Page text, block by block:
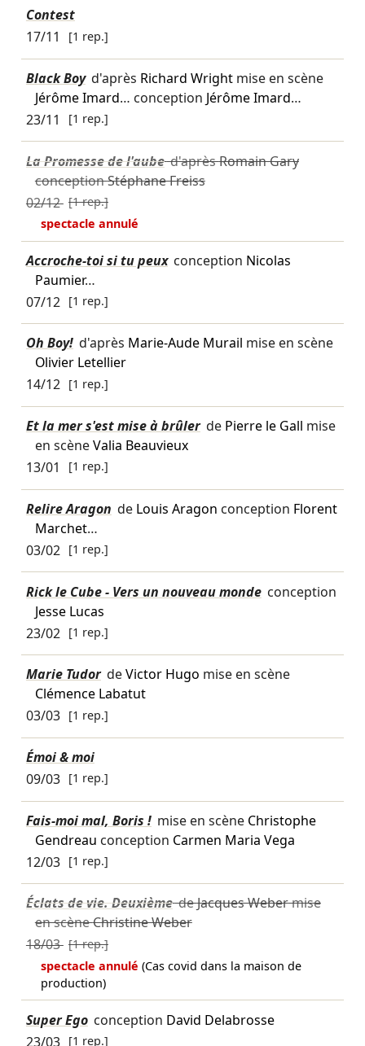
Contest
17/11
[1 rep.]
Black Boy d'après Richard Wrightmise en scène
Jérôme Imard… conception Jérôme Imard…
23/11
[1 rep.]
La Promesse de l'aubed'aprèsRomain Gary
conceptionStéphane Freiss
02/12 [1 rep.]
spectacle annulé
Accroche-toi si tu peux conception Nicolas
Paumier…
07/12 [1 rep.]
Oh Boy! d'après Marie-Aude Murail mise en scène
Olivier Letellier
14/12 [1 rep.]
Et la mer s'est mise à brûler de Pierre le Gall mise
en scèneValia Beauvieux
13/01
[1 rep.]
Relire Aragon de Louis Aragon conception Florent
Marchet…
03/02 [1 rep.]
Rick le Cube - Vers un nouveau monde conception
Jesse Lucas
23/02 [1 rep.]
Marie Tudor deVictor Hugo mise en scène
Clémence Labatut
03/03 [1 rep.]
Émoi & moi
09/03 [1 rep.]
Fais-moi mal, Boris ! mise en scène Christophe
Gendreau conception Carmen Maria Vega
12/03 [1 rep.]
Éclats de vie. DeuxièmedeJacques Webermise
en scèneChristine Weber
18/03 [1 rep.]
spectacle annulé(Cas covid dans la maison de
production)
Super Ego conception David Delabrosse
23/03 [1 rep.]